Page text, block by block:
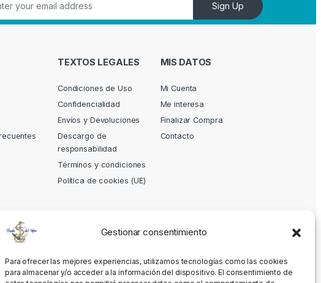
Gestionar consentimiento
Para ofrecer las mejores experiencias, utilizamos tecnologías como las cookies
para almacenar y/o acceder a la información del dispositivo. El consentimiento de
Sign Up
TEXTOS LEGALES
Condiciones de Uso
Confidencialidad
Envíos y Devoluciones
Descargo de
responsabilidad
Términos y condiciones
Política de cookies (UE)
MIS DATOS
Mi Cuenta
Me interesa
Finalizar Compra
Contacto